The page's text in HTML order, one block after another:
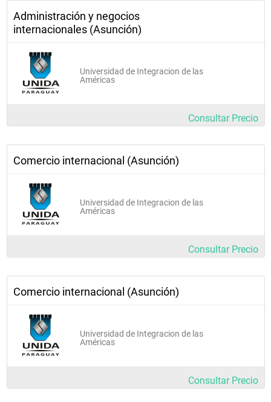
Administración y negocios
internacionales (Asunción)
Universidad de Integracion de las
Américas
Consultar Precio
Comercio internacional (Asunción)
Universidad de Integracion de las
Américas
Consultar Precio
Comercio internacional (Asunción)
Universidad de Integracion de las
Américas
Consultar Precio